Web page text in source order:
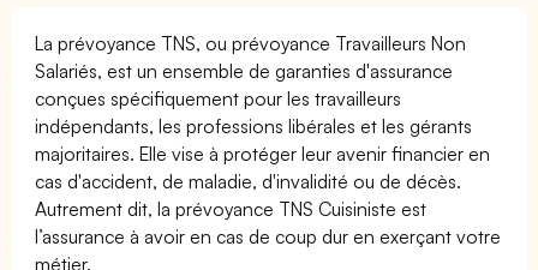
La prévoyance TNS, ou prévoyance Travailleurs Non
Salariés, est un ensemble de garanties d'assurance
conçues spécifiquement pour les travailleurs
indépendants, les professions libérales et les gérants
majoritaires. Elle vise à protéger leur avenir financier en
cas d'accident, de maladie, d'invalidité ou de décès.
Autrement dit, la prévoyance TNS Cuisiniste est
l’assurance à avoir en cas de coup dur en exerçant votre
métier.